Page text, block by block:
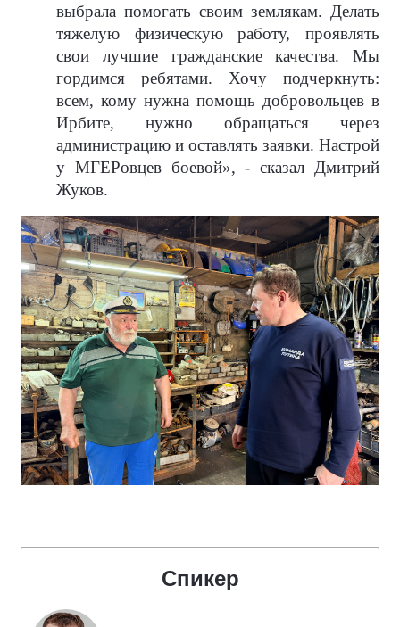
выбрала помогать своим землякам. Делать
тяжелую физическую работу, проявлять
свои лучшие гражданские качества. Мы
гордимся ребятами. Хочу подчеркнуть:
всем, кому нужна помощь добровольцев в
Ирбите, нужно обращаться через
администрацию и оставлять заявки. Настрой
у МГЕРовцев боевой», - сказал Дмитрий
Жуков.
Спикер